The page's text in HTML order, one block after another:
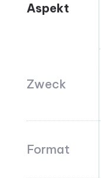
Aspekt
Zweck
Format